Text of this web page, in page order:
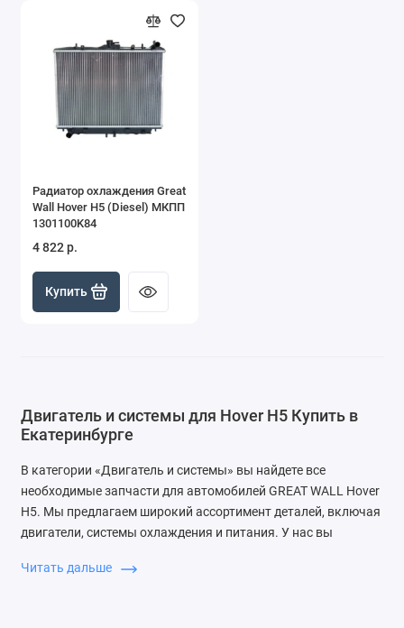
Радиатор охлаждения Great
Wall Hover H5 (Diesel) МКПП
1301100K84
4 822 р.
Купить
Двигатель и системы для Hover H5 Купить в
Екатеринбурге
В категории «Двигатель и системы» вы найдете все
необходимые запчасти для автомобилей GREAT WALL Hover
H5. Мы предлагаем широкий ассортимент деталей, включая
двигатели, системы охлаждения и питания. У нас вы
ценам с быстрой доставкой.
Читать дальше